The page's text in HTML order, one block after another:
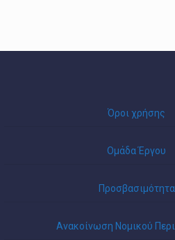
Όροι χρήσης
Ομάδα Έργου
Προσβασιμότητα
Ανακοίνωση Νομικού